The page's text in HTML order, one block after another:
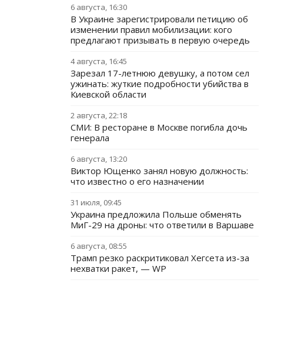
6 августа, 16:30
В Украине зарегистрировали петицию об
изменении правил мобилизации: кого
предлагают призывать в первую очередь
4 августа, 16:45
Зарезал 17-летнюю девушку, а потом сел
ужинать: жуткие подробности убийства в
Киевской области
2 августа, 22:18
СМИ: В ресторане в Москве погибла дочь
генерала
6 августа, 13:20
Виктор Ющенко занял новую должность:
что известно о его назначении
31 июля, 09:45
Украина предложила Польше обменять
МиГ-29 на дроны: что ответили в Варшаве
6 августа, 08:55
Трамп резко раскритиковал Хегсета из-за
нехватки ракет, — WP